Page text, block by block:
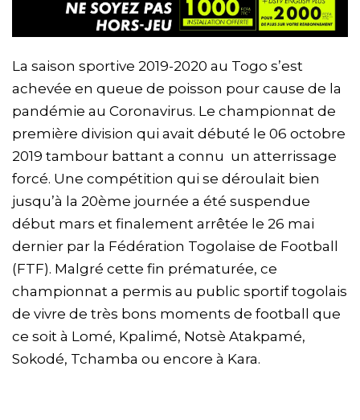
La saison sportive 2019-2020 au Togo s’est
achevée en queue de poisson pour cause de la
pandémie au Coronavirus. Le championnat de
première division qui avait débuté le 06 octobre
2019 tambour battant a connu un atterrissage
forcé. Une compétition qui se déroulait bien
jusqu’à la 20ème journée a été suspendue
début mars et finalement arrêtée le 26 mai
dernier par la Fédération Togolaise de Football
(FTF). Malgré cette fin prématurée, ce
championnat a permis au public sportif togolais
de vivre de très bons moments de football que
ce soit à Lomé, Kpalimé, Notsè Atakpamé,
Sokodé, Tchamba ou encore à Kara.